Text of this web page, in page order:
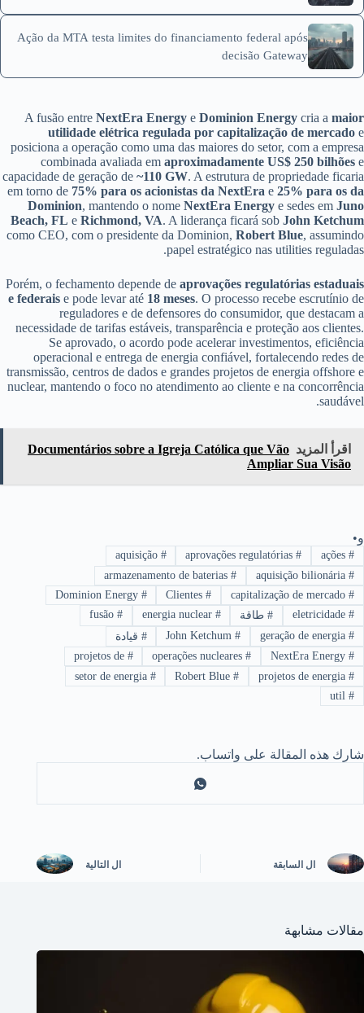
Ação da MTA testa limites do financiamento federal após
decisão Gateway
A fusão entre NextEra Energy e Dominion Energy cria a maior
utilidade elétrica regulada por capitalização de mercado e
posiciona a operação como uma das maiores do setor, com a empresa
combinada avaliada em aproximadamente US$ 250 bilhões e
capacidade de geração de ~110 GW. A estrutura de propriedade ficaria
em torno de 75% para os acionistas da NextEra e 25% para os da
Dominion, mantendo o nome NextEra Energy e sedes em Juno
Beach, FL e Richmond, VA. A liderança ficará sob John Ketchum
como CEO, com o presidente da Dominion, Robert Blue, assumindo
papel estratégico nas utilities reguladas.
Porém, o fechamento depende de aprovações regulatórias estaduais
e federais e pode levar até 18 meses. O processo recebe escrutínio de
reguladores e de defensores do consumidor, que destacam a
necessidade de tarifas estáveis, transparência e proteção aos clientes.
Se aprovado, o acordo pode acelerar investimentos, eficiência
operacional e entrega de energia confiável, fortalecendo redes de
transmissão, centros de dados e grandes projetos de energia offshore e
nuclear, mantendo o foco no atendimento ao cliente e na concorrência
saudável.
اقرأ المزيد Documentários sobre a Igreja Católica que Vão
Ampliar Sua Visão
و•
#
ações
#
aprovações regulatórias
#
aquisição
#
aquisição bilionária
#
armazenamento de baterias
#
capitalização de mercado
#
Clientes
#
Dominion Energy
#
eletricidade
#طاقة #
energia nuclear
#
fusão
#
geração de energia
#
John Ketchum
# قيادة
#
NextEra Energy
#
operações nucleares
#
projetos de
#
projetos de energia
#
Robert Blue
#
setor de energia
#
util
شارك هذه المقالة على واتساب.
ال السابقة ال التالية
مقالات مشابهة